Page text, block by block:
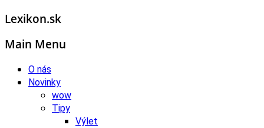
Lexikon.sk
Main Menu
O nás
Novinky
wow
Tipy
Výlet